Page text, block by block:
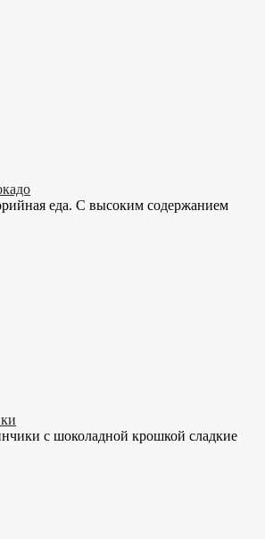
еда. С высоким содержанием
с шоколадной крошкой сладкие